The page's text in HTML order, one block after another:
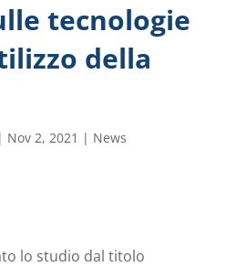
tecnologie
della
| Nov 2, 2021 | News
lo studio dal titolo